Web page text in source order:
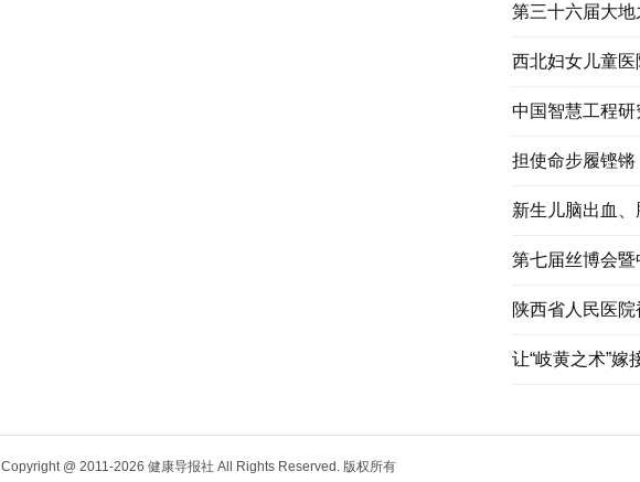
第三十六届大
中国智慧工程
Copyright @ 2011-2026 健康导报社 All Rights Reserved. 版权所有